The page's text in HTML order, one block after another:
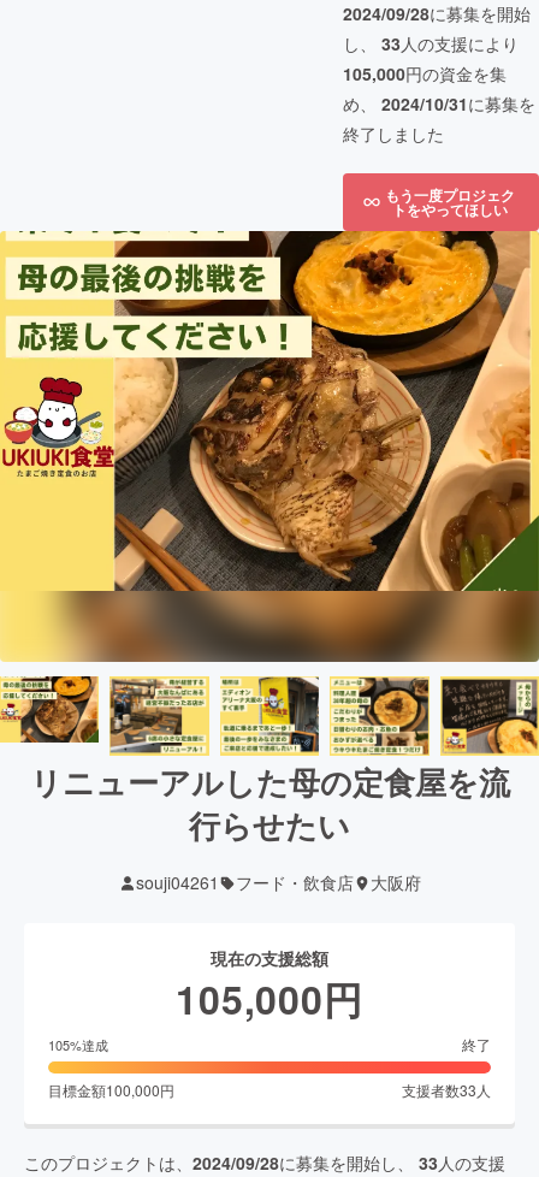
2024/09/28に募集を開始
し、 33人の支援により
105,000円の資金を集
め、 2024/10/31に募集を
終了しました
もう一度プロジェク
トをやってほしい
リニューアルした母の定食屋を流
行らせたい
souji04261 フード・飲食店 大阪府
現在の支援総額
105,000円
105%達成 終了
目標金額100,000円 支援者数33 人
このプロジェクトは、 2024/09/28に募集を開始し、 33人の支援